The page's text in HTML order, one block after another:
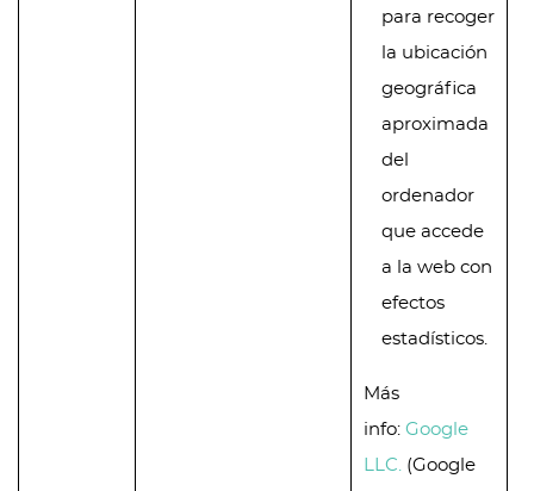
para recoger
la ubicación
geográfica
aproximada
del
ordenador
que accede
a la web con
efectos
estadísticos.
Más
info: Google
LLC. (Google